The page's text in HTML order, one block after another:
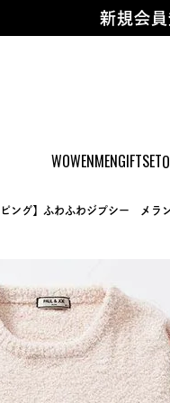
WOWENMENGIFTSET
新規会
ピング】ふわふわジプシー メ